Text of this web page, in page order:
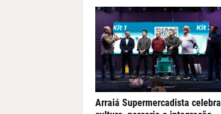
Arraiá Supermercadista celebra